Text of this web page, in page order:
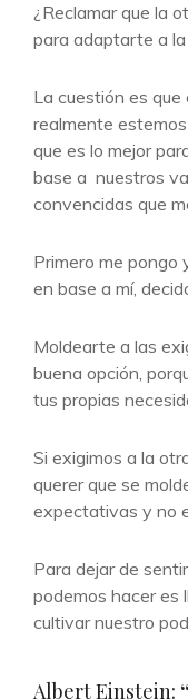
¿Reclamar que la
para adaptarte a la
La cuestión es
realmente
que es lo mejor
base a nuestros
convencidas que
Primero me pongo
en base a mí,
Moldearte a las
buena opción,
tus propias
Si exigimos a la
querer que se
expectativas y no
Para dejar de
podemos hacer es
cultivar nuestro
Albert Einstein: